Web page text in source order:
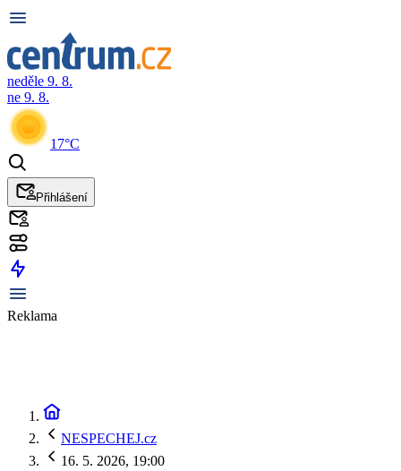
neděle 9. 8.
ne 9. 8.
17°C
Přihlášení
Reklama
NESPECHEJ.cz
16. 5. 2026, 19:00